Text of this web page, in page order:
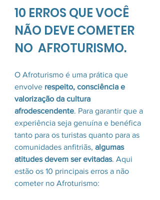
10 ERROS QUE VOCÊ
NÃO DEVE COMETER
NO  AFROTURISMO.
O Afroturismo é uma prática que
envolve respeito, consciência e
valorização da cultura
afrodescendente. Para garantir que a
experiência seja genuína e benéfica
tanto para os turistas quanto para as
comunidades anfitriãs, algumas
atitudes devem ser evitadas. Aqui
estão os 10 principais erros a não
cometer no Afroturismo: